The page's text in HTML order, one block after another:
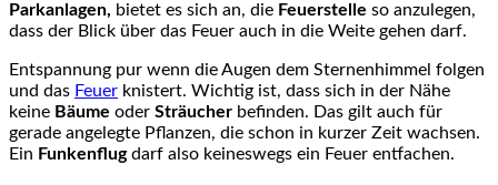
Parkanlagen, bietet es sich an, die Feuerstelle so anzulegen,
dass der Blick über das Feuer auch in die Weite gehen darf.
Entspannung pur wenn die Augen dem Sternenhimmel folgen
und das Feuer knistert. Wichtig ist, dass sich in der Nähe
keine Bäume oder Sträucher befinden. Das gilt auch für
gerade angelegte Pflanzen, die schon in kurzer Zeit wachsen.
Ein Funkenflugdarf also keineswegs ein Feuer entfachen.